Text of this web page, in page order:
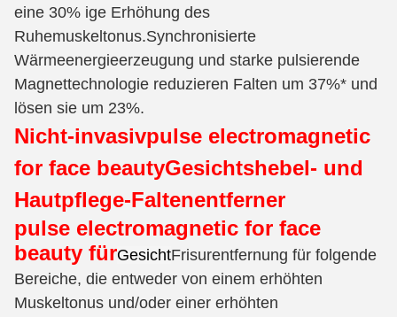
eine 30% ige Erhöhung des
Ruhemuskeltonus.Synchronisierte
Wärmeenergieerzeugung und starke pulsierende
Magnettechnologie reduzieren Falten um 37%* und
lösen sie um 23%.
Nicht-invasivpulse electromagnetic
for face beautyGesichtshebel- und
Hautpflege-Faltenentferner
pulse electromagnetic for face
beauty fürGesichtFrisurentfernung für folgende
Bereiche, die entweder von einem erhöhten
Muskeltonus und/oder einer erhöhten